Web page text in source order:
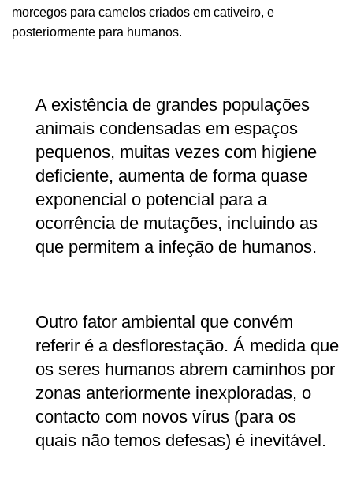
morcegos para camelos criados em cativeiro, e
posteriormente para humanos.
A existência de grandes populações
animais condensadas em espaços
pequenos, muitas vezes com higiene
deficiente, aumenta de forma quase
exponencial o potencial para a
ocorrência de mutações, incluindo as
que permitem a infeção de humanos.
Outro fator ambiental que convém
referir é a desflorestação. Á medida que
os seres humanos abrem caminhos por
zonas anteriormente inexploradas, o
contacto com novos vírus (para os
quais não temos defesas) é inevitável.